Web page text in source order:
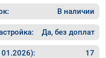
В наличии
Да, без доплат
17